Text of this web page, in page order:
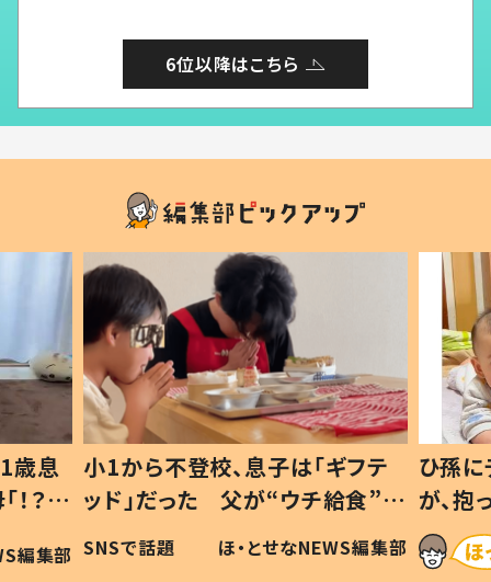
6位以降はこちら
歳息
？」
編集部
小1から不登校、息子は「ギフテ
ッド」だった 父が“ウチ給食”を
作り続ける理由とは #令和の親
#令和の子
SNSで話題 ほ・とせなNEWS編集部
ひ孫
が、
「涙が
い」